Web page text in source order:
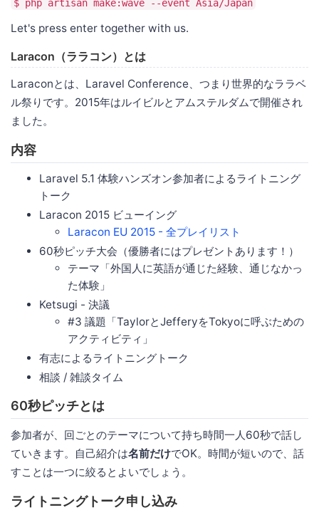
$ php artisan make:wave --event Asia/Japan
Let's press enter together with us.
Laracon（ララコン）とは
Laraconとは、Laravel Conference、つまり世界的なララベ
ル祭りです。2015年はルイビルとアムステルダムで開催され
ました。
内容
Laravel 5.1 体験ハンズオン参加者によるライトニング
トーク
Laracon 2015 ビューイング
Laracon EU 2015 - 全プレイリスト
60秒ピッチ大会（優勝者にはプレゼントあります！）
テーマ「外国人に英語が通じた経験、通じなかっ
た体験」
Ketsugi - 決議
#3 議題「TaylorとJefferyをTokyoに呼ぶための
アクティビティ」
有志によるライトニングトーク
相談 / 雑談タイム
60秒ピッチとは
参加者が、回ごとのテーマについて持ち時間一人60秒で話し
ていきます。自己紹介は名前だけでOK。時間が短いので、話
すことは一つに絞るとよいでしょう。
ライトニングトーク申し込み